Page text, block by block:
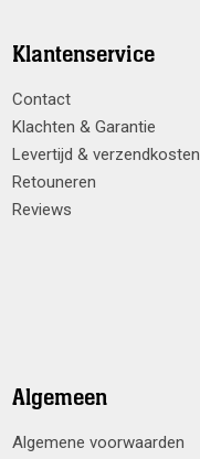
Klantenservice
Contact
Klachten & Garantie
Levertijd & verzendkosten
Retouneren
Reviews
Algemeen
Algemene voorwaarden